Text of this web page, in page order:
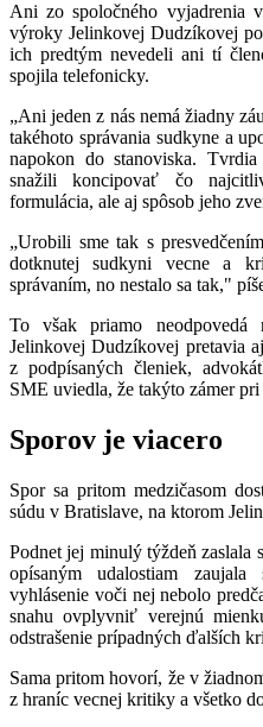
Ani zo spoločného vyjadrenia
výroky Jelinkovej Dudzíkovej
ich predtým nevedeli ani tí
spojila telefonicky.
„Ani jeden z nás nemá žiadny
takéhoto správania sudkyne a
napokon do stanoviska.
snažili koncipovať čo
formulácia, ale aj spôsob jeho
„Urobili sme tak s
dotknutej sudkyni vecne a
správaním, no nestalo sa tak,"
To však priamo
Jelinkovej Dudzíkovej pretavia
z podpísaných členiek,
SME uviedla, že takýto zámer
Sporov je viacero
Spor sa pritom medzičasom
súdu v Bratislave, na ktorom
Podnet jej minulý týždeň zaslala
opísaným udalostiam
vyhlásenie voči nej nebolo
snahu ovplyvniť verejnú
odstrašenie prípadných ďalších
Sama pritom hovorí, že v
z hraníc vecnej kritiky a všetko